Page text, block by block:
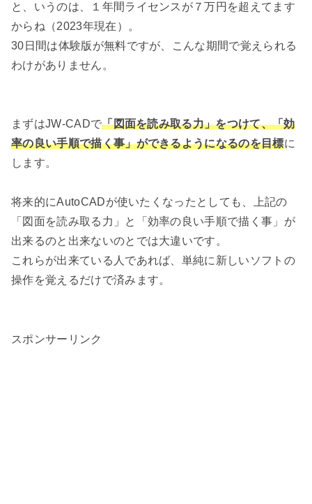
と、いうのは、１年間ライセンスが７万円を超えてます
からね（2023年現在）。
30日間は体験版が無料ですが、こんな期間で覚えられる
わけがありません。
まずはJW-CADで「図面を読み取る力」をつけて、「効
率の良い手順で描く事」ができるようになるのを目標に
します。
将来的にAutoCADが使いたくなったとしても、上記の
「図面を読み取る力」と「効率の良い手順で描く事」が
出来るのと出来ないのとでは大違いです。
これらが出来ている人であれば、単純に新しいソフトの
操作を覚えるだけで済みます。
スポンサーリンク